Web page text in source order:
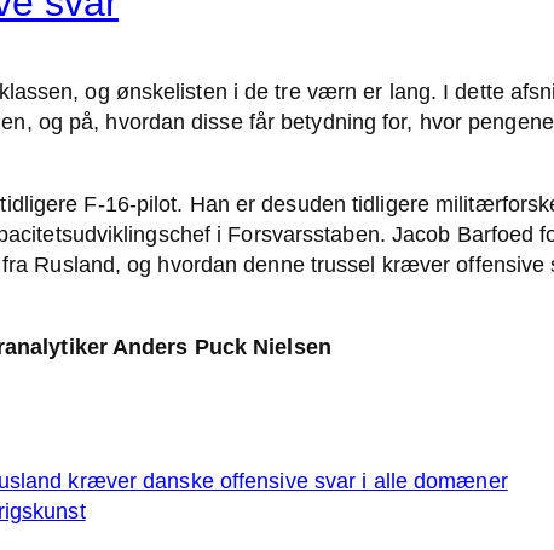
og ønskelisten i de tre værn er lang. I dette
og på, hvordan disse får betydning for, hvor
F-16-pilot. Han er desuden tidligere
i Forsvarsstaben. Jacob Barfoed
Rusland, og hvordan denne trussel kræver offensive
Anders Puck Nielsen
kræver danske offensive svar i alle domæner